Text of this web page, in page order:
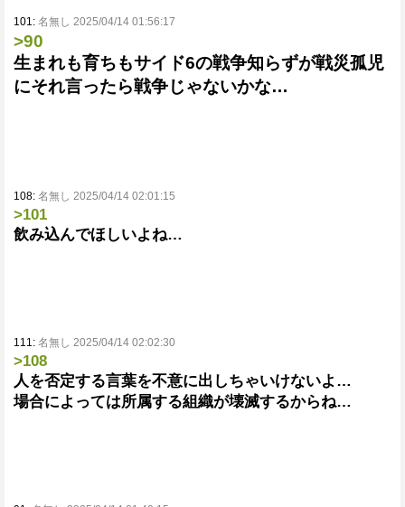
101: 名無し 2025/04/14 01:56:17
>90
生まれも育ちもサイド6の戦争知らずが戦災孤児
にそれ言ったら戦争じゃないかな…
108: 名無し 2025/04/14 02:01:15
>101
飲み込んでほしいよね…
111: 名無し 2025/04/14 02:02:30
>108
人を否定する言葉を不意に出しちゃいけないよ…
場合によっては所属する組織が壊滅するからね…